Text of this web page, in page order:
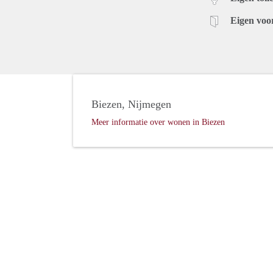
Eigen
Biezen, Nijmegen
Meer informatie over wonen in Biezen